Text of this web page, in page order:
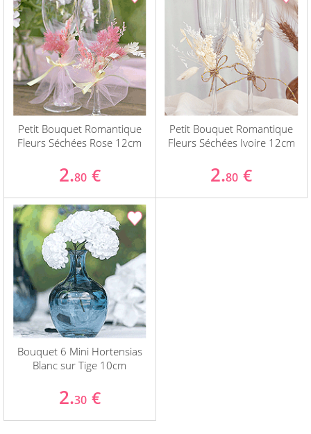
Petit Bouquet Romantique
Fleurs Séchées Rose 12cm
2.80 €
Petit Bouquet Romantique
Fleurs Séchées Ivoire 12cm
2.80 €
Bouquet 6 Mini Hortensias
Blanc sur Tige 10cm
2.30 €